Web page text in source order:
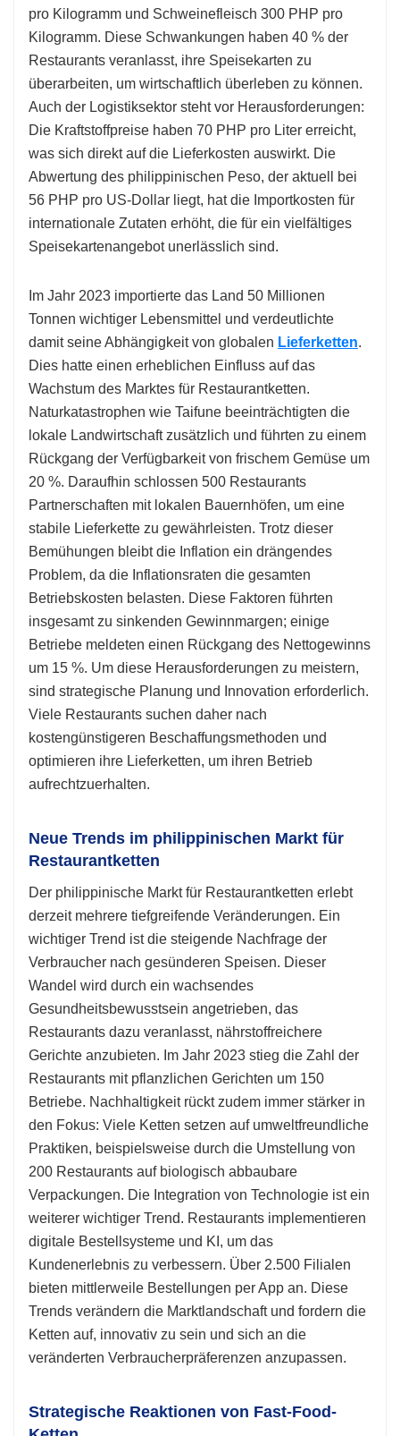
pro Kilogramm und Schweinefleisch 300 PHP pro
Kilogramm. Diese Schwankungen haben 40 % der
Restaurants veranlasst, ihre Speisekarten zu
überarbeiten, um wirtschaftlich überleben zu können.
Auch der Logistiksektor steht vor Herausforderungen:
Die Kraftstoffpreise haben 70 PHP pro Liter erreicht,
was sich direkt auf die Lieferkosten auswirkt. Die
Abwertung des philippinischen Peso, der aktuell bei
56 PHP pro US-Dollar liegt, hat die Importkosten für
internationale Zutaten erhöht, die für ein vielfältiges
Speisekartenangebot unerlässlich sind.
Im Jahr 2023 importierte das Land 50 Millionen
Tonnen wichtiger Lebensmittel und verdeutlichte
damit seine Abhängigkeit von globalen Lieferketten.
Dies hatte einen erheblichen Einfluss auf das
Wachstum des Marktes für Restaurantketten.
Naturkatastrophen wie Taifune beeinträchtigten die
lokale Landwirtschaft zusätzlich und führten zu einem
Rückgang der Verfügbarkeit von frischem Gemüse um
20 %. Daraufhin schlossen 500 Restaurants
Partnerschaften mit lokalen Bauernhöfen, um eine
stabile Lieferkette zu gewährleisten. Trotz dieser
Bemühungen bleibt die Inflation ein drängendes
Problem, da die Inflationsraten die gesamten
Betriebskosten belasten. Diese Faktoren führten
insgesamt zu sinkenden Gewinnmargen; einige
Betriebe meldeten einen Rückgang des Nettogewinns
um 15 %. Um diese Herausforderungen zu meistern,
sind strategische Planung und Innovation erforderlich.
Viele Restaurants suchen daher nach
kostengünstigeren Beschaffungsmethoden und
optimieren ihre Lieferketten, um ihren Betrieb
aufrechtzuerhalten.
Neue Trends im philippinischen Markt für
Restaurantketten
Der philippinische Markt für Restaurantketten erlebt
derzeit mehrere tiefgreifende Veränderungen. Ein
wichtiger Trend ist die steigende Nachfrage der
Verbraucher nach gesünderen Speisen. Dieser
Wandel wird durch ein wachsendes
Gesundheitsbewusstsein angetrieben, das
Restaurants dazu veranlasst, nährstoffreichere
Gerichte anzubieten. Im Jahr 2023 stieg die Zahl der
Restaurants mit pflanzlichen Gerichten um 150
Betriebe. Nachhaltigkeit rückt zudem immer stärker in
den Fokus: Viele Ketten setzen auf umweltfreundliche
Praktiken, beispielsweise durch die Umstellung von
200 Restaurants auf biologisch abbaubare
Verpackungen. Die Integration von Technologie ist ein
weiterer wichtiger Trend. Restaurants implementieren
digitale Bestellsysteme und KI, um das
Kundenerlebnis zu verbessern. Über 2.500 Filialen
bieten mittlerweile Bestellungen per App an. Diese
Trends verändern die Marktlandschaft und fordern die
Ketten auf, innovativ zu sein und sich an die
veränderten Verbraucherpräferenzen anzupassen.
Strategische Reaktionen von Fast-Food-